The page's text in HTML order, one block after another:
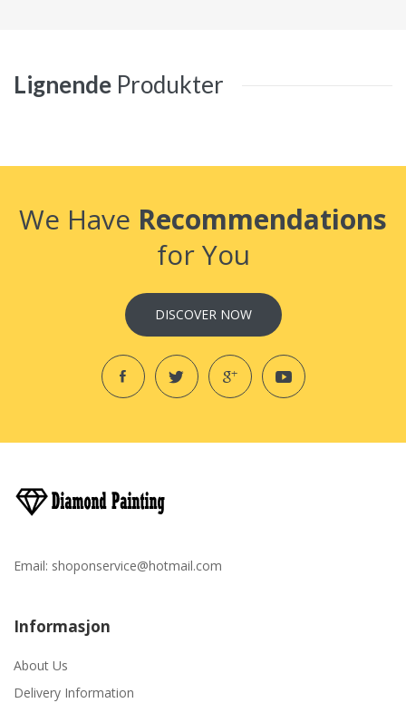
Lignende Produkter
We Have Recommendations
for You
DISCOVER NOW
Email: shoponservice@hotmail.com
Informasjon
About Us
Delivery Information